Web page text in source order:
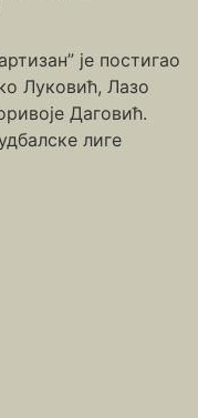
је постигао
Луковић, Лазо
Даговић.
лиге